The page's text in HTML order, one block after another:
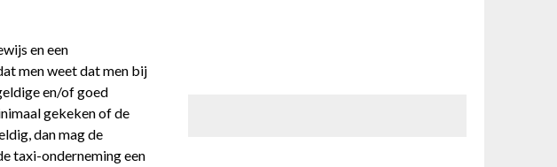
en een
men weet dat men bij
en/of goed
gekeken of de
dan mag de
taxi-onderneming een